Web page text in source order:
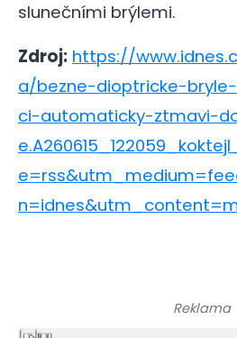
slunečními brýlemi.
Zdroj: https://
a/bezne-dioptricke-
ci-automaticky-ztmavi-
Reklama